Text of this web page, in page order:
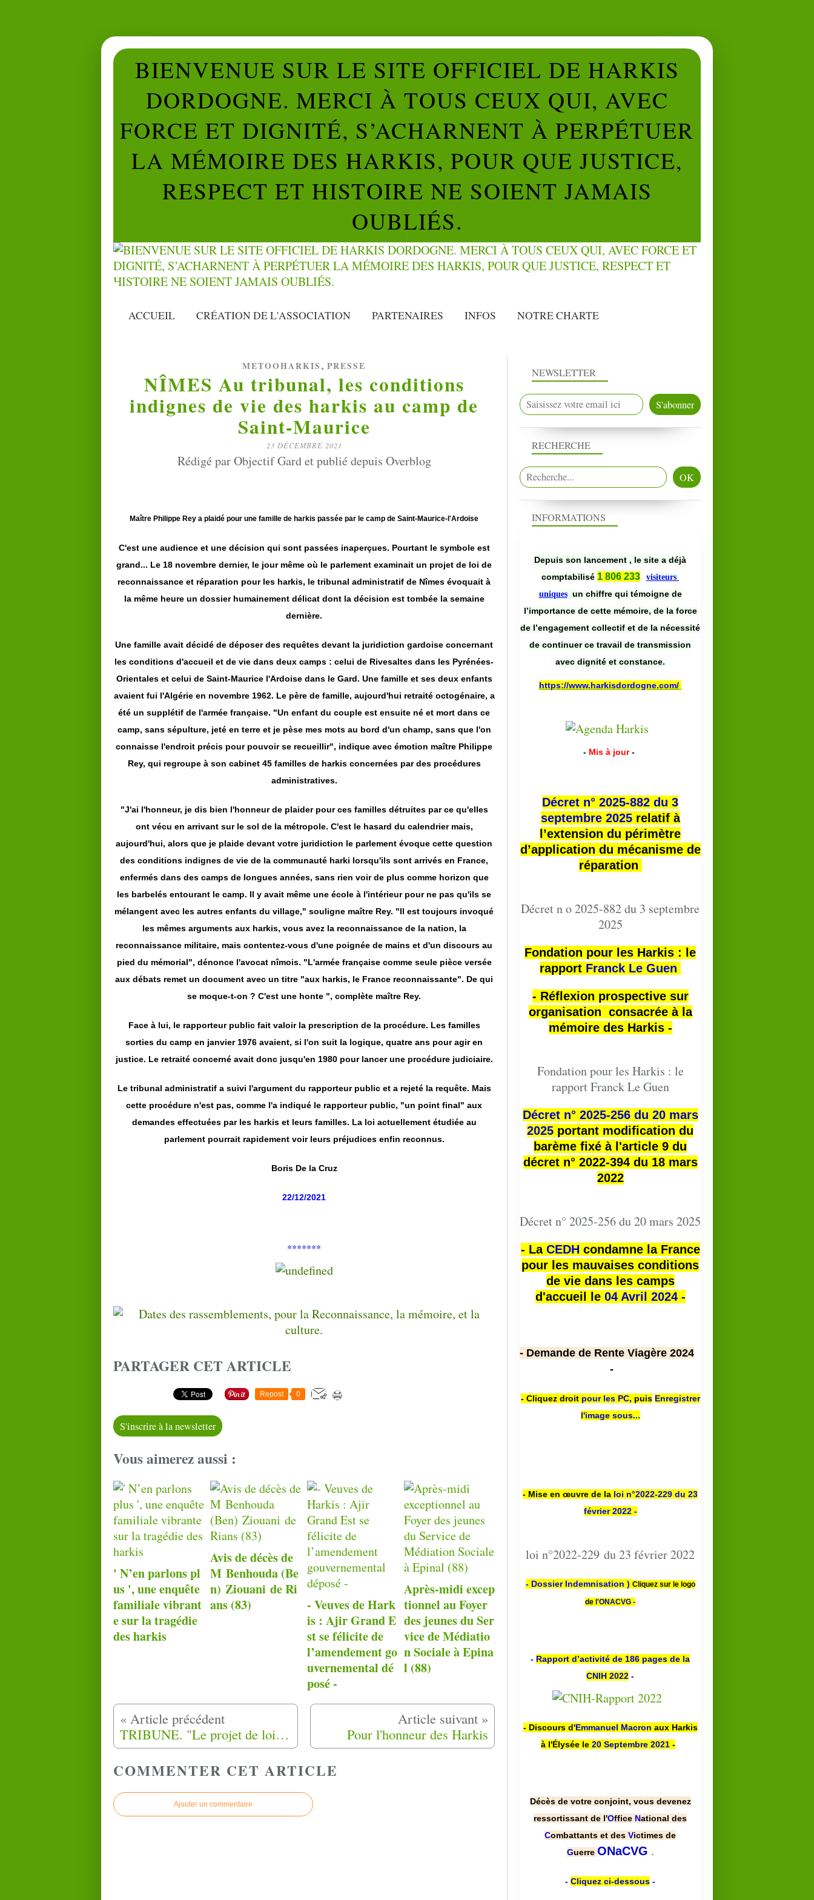
BIENVENUE SUR LE SITE OFFICIEL DE HARKIS
DORDOGNE. MERCI À TOUS CEUX QUI, AVEC
FORCE ET DIGNITÉ, S’ACHARNENT À PERPÉTUER
LA MÉMOIRE DES HARKIS, POUR QUE JUSTICE,
RESPECT ET HISTOIRE NE SOIENT JAMAIS
OUBLIÉS.
ACCUEIL CRÉATION DE L'ASSOCIATION PARTENAIRES INFOS NOTRE CHARTE
METOOHARKIS , PRESSE
NÎMES Au tribunal, les conditions
indignes de vie des harkis au camp de
Saint-Maurice
23 DÉCEMBRE 2021
Rédigé par Objectif Gard et publié depuis Overblog
Maître Philippe Rey a plaidé pour une famille de harkis passée par le camp de Saint-Maurice-l'Ardoise
C'est une audience et une décision qui sont passées inaperçues. Pourtant le symbole est
grand... Le 18 novembre dernier, le jour même où le parlement examinait un projet de loi de
reconnaissance et réparation pour les harkis, le tribunal administratif de Nîmes évoquait à
la même heure un dossier humainement délicat dont la décision est tombée la semaine
dernière.
Une famille avait décidé de déposer des requêtes devant la juridiction gardoise concernant
les conditions d'accueil et de vie dans deux camps : celui de Rivesaltes dans les Pyrénées-
Orientales et celui de Saint-Maurice l'Ardoise dans le Gard. Une famille et ses deux enfants
avaient fui l'Algérie en novembre 1962. Le père de famille, aujourd'hui retraité octogénaire, a
été un supplétif de l'armée française. "Un enfant du couple est ensuite né et mort dans ce
camp, sans sépulture, jeté en terre et je pèse mes mots au bord d'un champ, sans que l'on
connaisse l'endroit précis pour pouvoir se recueillir", indique avec émotion maître Philippe
Rey, qui regroupe à son cabinet 45 familles de harkis concernées par des procédures
administratives.
"J'ai l'honneur, je dis bien l'honneur de plaider pour ces familles détruites par ce qu'elles
ont vécu en arrivant sur le sol de la métropole. C'est le hasard du calendrier mais,
aujourd'hui, alors que je plaide devant votre juridiction le parlement évoque cette question
des conditions indignes de vie de la communauté harki lorsqu'ils sont arrivés en France,
enfermés dans des camps de longues années, sans rien voir de plus comme horizon que
les barbelés entourant le camp. Il y avait même une école à l'intérieur pour ne pas qu'ils se
mélangent avec les autres enfants du village," souligne maître Rey. "Il est toujours invoqué
les mêmes arguments aux harkis, vous avez la reconnaissance de la nation, la
reconnaissance militaire, mais contentez-vous d'une poignée de mains et d'un discours au
pied du mémorial", dénonce l'avocat nîmois. "L'armée française comme seule pièce versée
aux débats remet un document avec un titre "aux harkis, le France reconnaissante". De qui
se moque-t-on ? C'est une honte ", complète maître Rey.
Face à lui, le rapporteur public fait valoir la prescription de la procédure. Les familles
sorties du camp en janvier 1976 avaient, si l'on suit la logique, quatre ans pour agir en
justice. Le retraité concerné avait donc jusqu'en 1980 pour lancer une procédure judiciaire.
Le tribunal administratif a suivi l'argument du rapporteur public et a rejeté la requête. Mais
cette procédure n'est pas, comme l'a indiqué le rapporteur public, "un point final" aux
demandes effectuées par les harkis et leurs familles. La loi actuellement étudiée au
parlement pourrait rapidement voir leurs préjudices enfin reconnus.
Boris De la Cruz
22/12/2021
*******
PARTAGER CET ARTICLE
Repost 0
S'inscrire à la newsletter
Vous aimerez aussi :
' N’en parlons pl
us ', une enquête
familiale vibrant
e sur la tragédie
des harkis
Avis de décès de
M Benhouda (Be
n) Ziouani de Ri
ans (83)
- Veuves de Hark
is : Ajir Grand E
st se félicite de
l’amendement go
uvernemental dé
posé -
Après-midi excep
tionnel au Foyer
des jeunes du Ser
vice de Médiatio
n Sociale à Epina
l (88)
TRIBUNE. "Le projet de loi a été rédigé 'pour' les harkis, mais sans eux" Pour l'honneur des Harkis
COMMENTER CET ARTICLE
Ajouter un commentaire
NEWSLETTER
RECHERCHE
INFORMATIONS
Depuis son lancement , le site a déjà
comptabilisé 1 806 233
visiteurs
uniques un chiffre qui témoigne de
l’importance de cette mémoire, de la force
de l’engagement collectif et de la nécessité
de continuer ce travail de transmission
avec dignité et constance.
https://www.harkisdordogne.com/
- Mis à jour -
Décret n° 2025-882 du 3
septembre 2025relatif à
l’extension du périmètre
d’application du mécanisme de
réparation
Décret n o 2025-882 du 3 septembre
2025
Fondation pour les Harkis : le
rapport Franck Le Guen
- Réflexion prospective sur
organisation consacrée à la
mémoire des Harkis -
Fondation pour les Harkis : le
rapport Franck Le Guen
Décret n° 2025-256 du 20 mars
2025 portant modification du
barème fixé à l'article 9 du
décret n° 2022-394 du 18 mars
2022
Décret n° 2025-256 du 20 mars 2025
- La CEDHcondamne la France
pour les mauvaises conditions
de vie dans les camps
d'accueil le 04 Avril 2024 -
- Demande de Rente Viagère 2024
-
- Cliquez droit pour les PC, puis Enregistrer
l'image sous...
- Mise en œuvre de la loi n°2022-229 du 23
février 2022 -
loi n°2022-229 du 23 février 2022
- Dossier Indemnisation ) Cliquez sur le logo
de l'ONACVG -
- Rapport d’activité de 186 pages de la
CNIH 2022 -
- Discours d'Emmanuel Macron aux Harkis
à l'Élysée le 20 Septembre 2021 -
Décès de votre conjoint, vous devenez
ressortissant de l'Office National des
Combattants et des Victimes de
Guerre ONaCVG .
- Cliquez ci-dessous -